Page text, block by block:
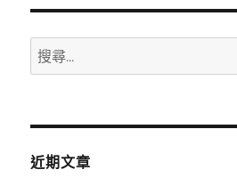
搜
尋
鍵
近期文章